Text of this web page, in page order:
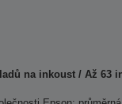
na inkoust / Až 63